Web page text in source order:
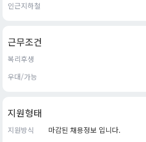
인근지하철
근무조건
복리후생
우대/가능
지원형태
지원방식
마감된 채용정보 입니다.